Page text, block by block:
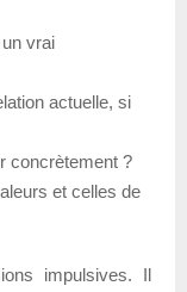
vrai
actuelle, si
concrètement ?
et celles de
impulsives. Il